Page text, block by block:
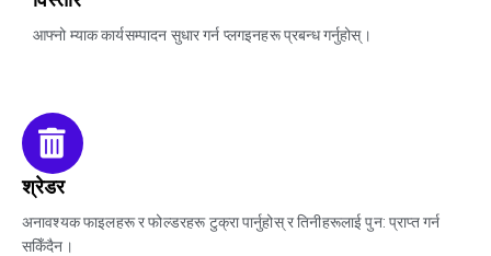
आफ्नो म्याक कार्यसम्पादन सुधार गर्न प्लगइनहरू प्रबन्ध गर्नुहोस्।
श्रेडर
अनावश्यक फाइलहरू र फोल्डरहरू टुक्रा पार्नुहोस् र तिनीहरूलाई पुन: प्राप्त गर्न
सकिँदैन।